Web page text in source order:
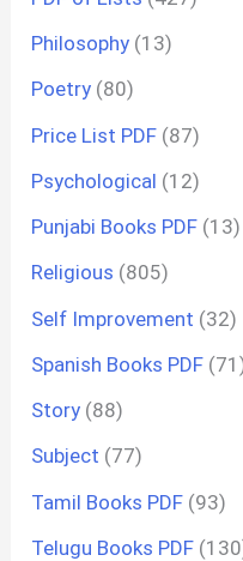
Philosophy (13)
Poetry (80)
Price List PDF (87)
Psychological (12)
Punjabi Books PDF (13)
Religious (805)
Self Improvement (32)
Spanish Books PDF
Story (88)
Subject (77)
Tamil Books PDF (93)
Telugu Books PDF